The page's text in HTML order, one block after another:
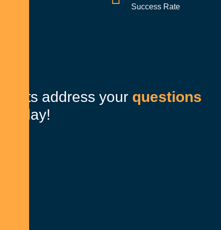
Success Rate
ts address your questions
day!